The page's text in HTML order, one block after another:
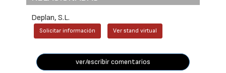
Deplan, S.L.
Solicitar información Ver stand virtual
ver/escribir comentarios